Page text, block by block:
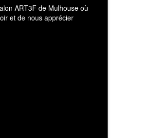
ART3F de Mulhouse où
et de nous apprécier